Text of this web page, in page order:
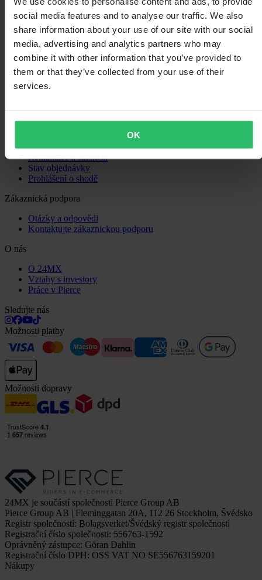
social media features and to analyse our traffic. We also
share information about your use of our site with our social
media, advertising and analytics partners who may
combine it with other information that you’ve provided to
them or that they’ve collected from your use of their
services.
OK
Načítání...
Nákupy
Obchodní podmínky
Informace o recyklaci
Reklamace a stížnosti
Stav objednávky
Prohlášení o shodě
Zákaznická podpora
Otázky a odpovědi
Kontaktujte zákaznickou podporu
O nás
O 24MX
Vztahy s investory
Práce v Pierce
Sledujte nás
Možnosti platby
Možnosti dopravy
24MX je součástí společnosti Pierce Group AB
Pierce Group AB | Fleminggatan 20A, 112 26 Stockholm, Švédsko
Registr společností: Bolagsverket/Švédský registr společností
Registrační číslo společnosti: 556763-1592
Oprávněný zástupce: Göran Dahlin
Registrační číslo DPH: OSS VAT NO SE556763159201
Nákupy